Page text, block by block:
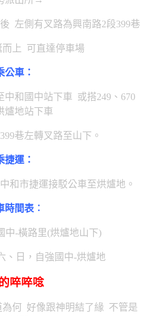
後 左側有叉路為興南路2段399巷
而上 可直達停車場
公車：
中和國中站下車 或搭249、670
爐地站下車
399巷左轉叉路至山下。
捷運：
和市捷運接駁公車至烘爐地。
時間表︰
中-橫路里(烘爐地山下)
、日，自強國中-烘爐地
啐啐唸
何 好像跟神明結了緣 不管是